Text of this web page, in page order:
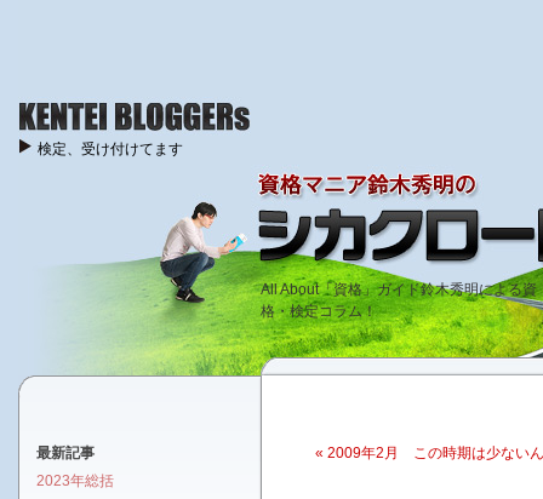
All About「資格」ガイド鈴木秀明による資
格・検定コラム！
検定、受け付けてます
« 2009年2月 この時期は少ない
最新記事
2023年総括